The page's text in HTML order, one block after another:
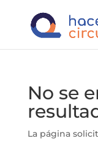
No se
La página